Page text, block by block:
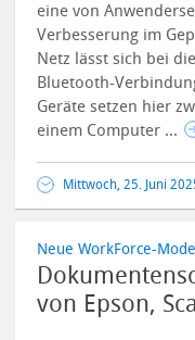
eine von
Verbesserung im
Netz lässt sich bei
Bluetooth-
Geräte setzen hier
einem Computer ...
Mittwoch, 25. Juni
Neue WorkForce-
von Epson,